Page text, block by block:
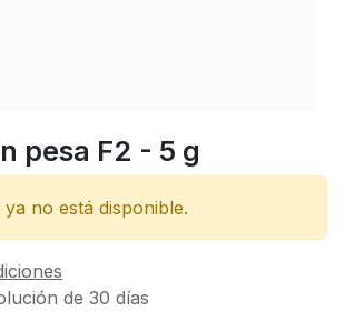
pesa F2 - 5 g
no está disponible.
de 30 días